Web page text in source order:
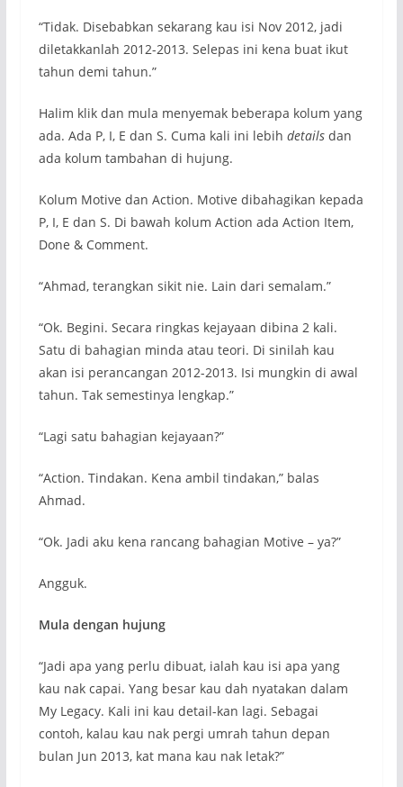
“Tidak. Disebabkan sekarang kau isi Nov 2012, jadi
diletakkanlah 2012-2013. Selepas ini kena buat ikut
tahun demi tahun.”
Halim klik dan mula menyemak beberapa kolum yang
ada. Ada P, I, E dan S. Cuma kali ini lebih detailsdan
ada kolum tambahan di hujung.
Kolum Motive dan Action. Motive dibahagikan kepada
P, I, E dan S. Di bawah kolum Action ada Action Item,
Done & Comment.
“Ahmad, terangkan sikit nie. Lain dari semalam.”
“Ok. Begini. Secara ringkas kejayaan dibina 2 kali.
Satu di bahagian minda atau teori. Di sinilah kau
akan isi perancangan 2012-2013. Isi mungkin di awal
tahun. Tak semestinya lengkap.”
“Lagi satu bahagian kejayaan?”
“Action. Tindakan. Kena ambil tindakan,” balas
Ahmad.
“Ok. Jadi aku kena rancang bahagian Motive – ya?”
Angguk.
Mula dengan hujung
“Jadi apa yang perlu dibuat, ialah kau isi apa yang
kau nak capai. Yang besar kau dah nyatakan dalam
My Legacy. Kali ini kau detail-kan lagi. Sebagai
contoh, kalau kau nak pergi umrah tahun depan
bulan Jun 2013, kat mana kau nak letak?”